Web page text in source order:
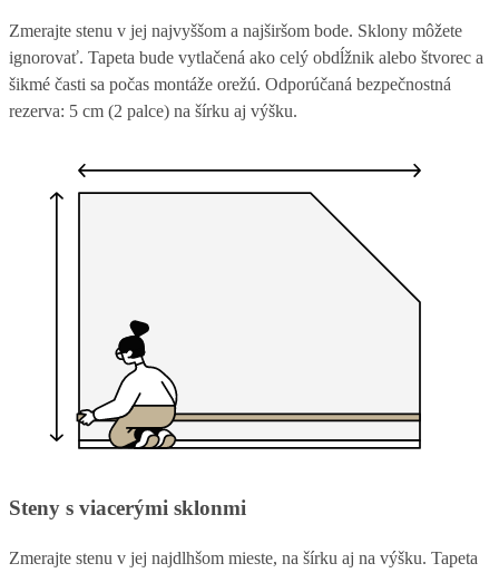
Zmerajte stenu v jej najvyššom a najširšom bode. Sklony môžete
ignorovať. Tapeta bude vytlačená ako celý obdĺžnik alebo štvorec a
šikmé časti sa počas montáže orežú. Odporúčaná bezpečnostná
rezerva: 5 cm (2 palce) na šírku aj výšku.
Steny s viacerými sklonmi
Zmerajte stenu v jej najdlhšom mieste, na šírku aj na výšku. Tapeta